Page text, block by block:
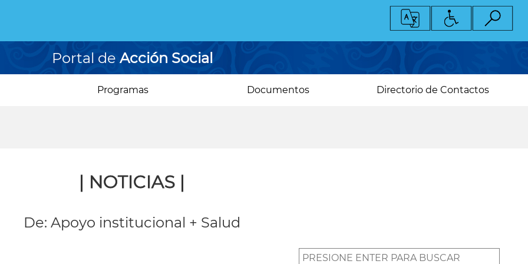
Portal de Acción Social
Programas Documentos Directorio de Contactos
| NOTICIAS |
De: Apoyo institucional + Salud